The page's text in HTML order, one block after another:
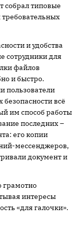
собрал типовые
и удобства
сотрудники для
файлов
и быстро.
пользователи
всё
им способ работы
последних –
его копии
мессенджеров,
документ и
грамотно
интересы
«для галочки».